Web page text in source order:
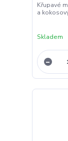
Křupavé
a
Skladem